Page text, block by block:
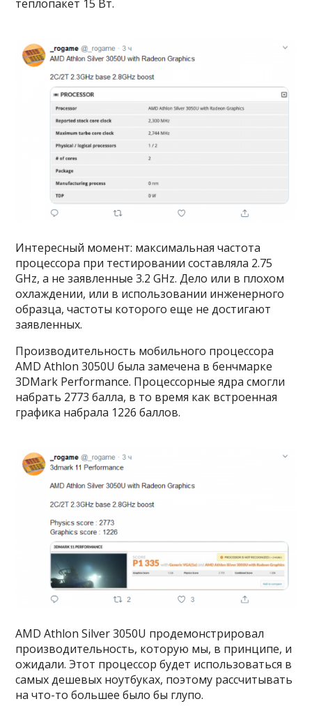
теплопакет 15 Вт.
Интересный момент: максимальная частота
процессора при тестировании составляла 2.75
GHz, а не заявленные 3.2 GHz. Дело или в плохом
охлаждении, или в использовании инженерного
образца, частоты которого еще не достигают
заявленных.
Производительность мобильного процессора
AMD Athlon 3050U была замечена в бенчмарке
3DMark Performance. Процессорные ядра смогли
набрать 2773 балла, в то время как встроенная
графика набрала 1226 баллов.
AMD Athlon Silver 3050U продемонстрировал
производительность, которую мы, в принципе, и
ожидали. Этот процессор будет использоваться в
самых дешевых ноутбуках, поэтому рассчитывать
на что-то большее было бы глупо.